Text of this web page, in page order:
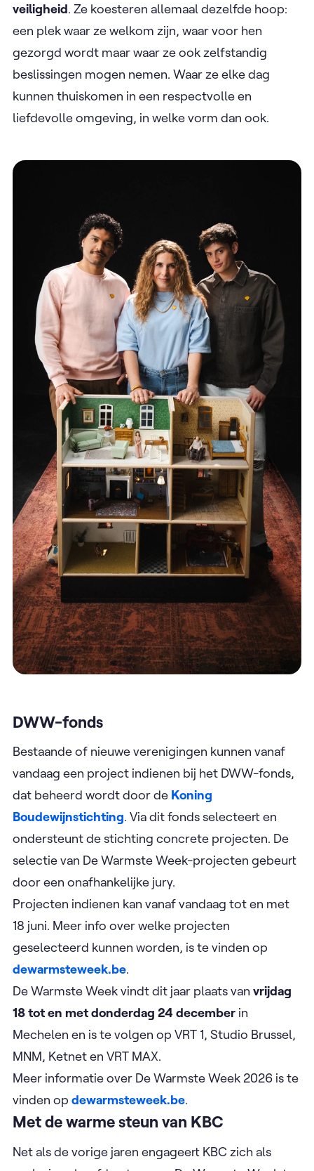
veiligheid. Ze koesteren allemaal dezelfde hoop:
een plek waar ze welkom zijn, waar voor hen
gezorgd wordt maar waar ze ook zelfstandig
beslissingen mogen nemen. Waar ze elke dag
kunnen thuiskomen in een respectvolle en
liefdevolle omgeving, in welke vorm dan ook.
DWW-fonds
Bestaande of nieuwe verenigingen kunnen vanaf
vandaag een project indienen bij het DWW-fonds,
dat beheerd wordt door de Koning
Boudewijnstichting. Via dit fonds selecteert en
ondersteunt de stichting concrete projecten. De
selectie van De Warmste Week-projecten gebeurt
door een onafhankelijke jury.
Projecten indienen kan vanaf vandaag tot en met
18 juni. Meer info over welke projecten
geselecteerd kunnen worden, is te vinden op
dewarmsteweek.be.
De Warmste Week vindt dit jaar plaats van vrijdag
18 tot en met donderdag 24 december in
Mechelen en is te volgen op VRT 1, Studio Brussel,
MNM, Ketnet en VRT MAX.
Meer informatie over De Warmste Week 2026 is te
vinden op dewarmsteweek.be.
Met de warme steun van KBC
Net als de vorige jaren engageert KBC zich als